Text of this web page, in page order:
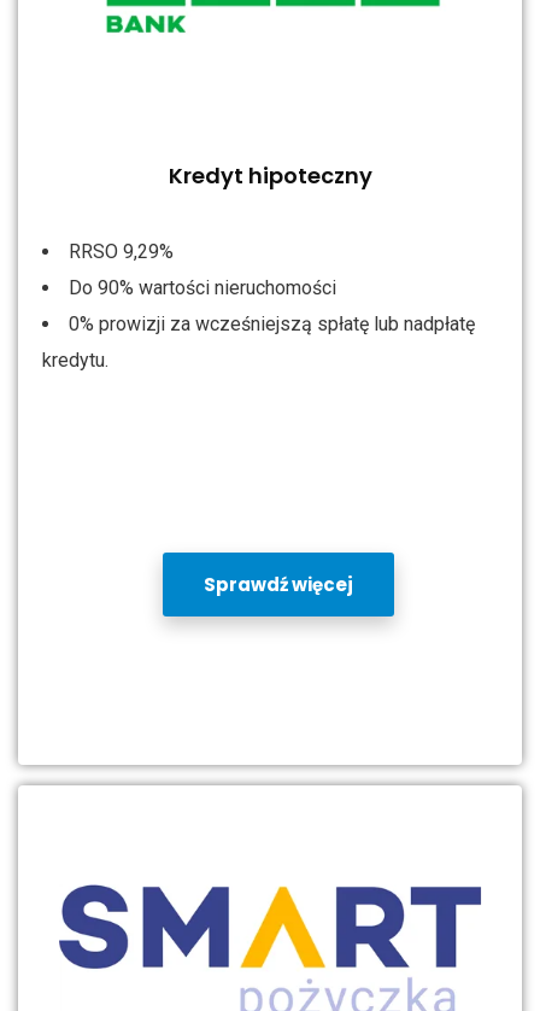
Kredyt hipoteczny
RRSO 9,29%
Do 90% wartości nieruchomości
0% prowizji za wcześniejszą spłatę lub nadpłatę
kredytu.
Sprawdź więcej